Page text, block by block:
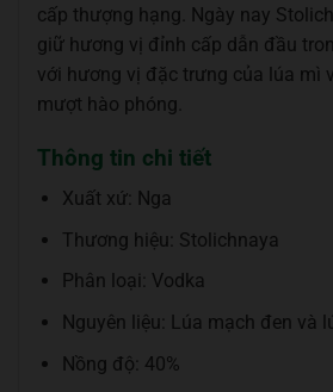
cấp thượng hạng. Ngày nay
giữ hương vị đỉnh cấp dẫn đầu
với hương vị đặc trưng của lúa mì
mượt hào phóng.
Thông tin chi tiết
Xuất xứ: Nga
Thương hiệu: Stolichnaya
Phân loại: Vodka
Nguyên liệu: Lúa mạch đen và
Nồng độ: 40%